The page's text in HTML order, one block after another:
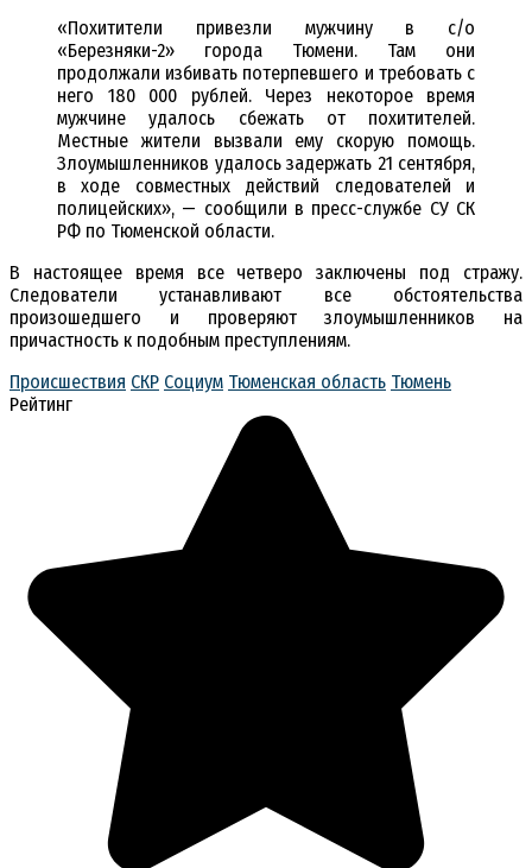
«Похитители привезли мужчину в с/о
«Березняки-2» города Тюмени. Там они
продолжали избивать потерпевшего и требовать с
него 180 000 рублей. Через некоторое время
мужчине удалось сбежать от похитителей.
Местные жители вызвали ему скорую помощь.
Злоумышленников удалось задержать 21 сентября,
в ходе совместных действий следователей и
полицейских», — сообщили в пресс-службе СУ СК
РФ по Тюменской области.
В настоящее время все четверо заключены под стражу.
Следователи устанавливают все обстоятельства
произошедшего и проверяют злоумышленников на
причастность к подобным преступлениям.
Происшествия СКР Социум Тюменская область Тюмень
Рейтинг